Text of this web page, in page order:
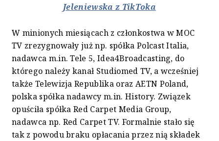
Jeleniewska z TikToka
W minionych miesiącach z członkostwa w MOC
TV zrezygnowały już np. spółka Polcast Italia,
nadawca m.in. Tele 5, Idea4Broadcasting, do
którego należy kanał Studiomed TV, a wcześniej
także Telewizja Republika oraz AETN Poland,
polska spółka nadawcy m.in. History. Związek
opuściła spółka Red Carpet Media Group,
nadawca np. Red Carpet TV. Formalnie stało się
tak z powodu braku opłacania przez nią składek